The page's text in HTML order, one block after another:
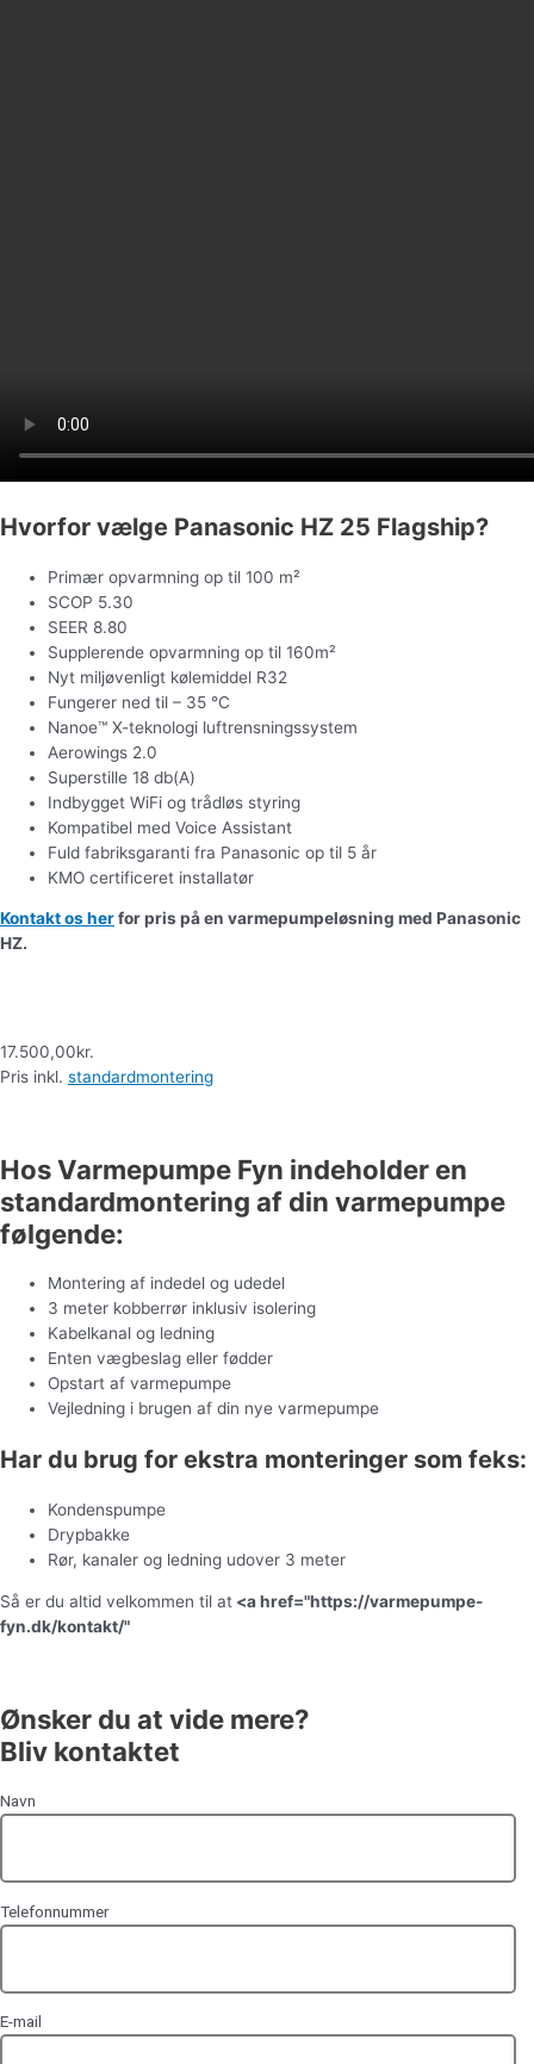
Hvorfor vælge Panasonic HZ 25 Flagship?
Primær opvarmning op til 100 m²
SCOP 5.30
SEER 8.80
Supplerende opvarmning op til 160m²
Nyt miljøvenligt kølemiddel R32
Fungerer ned til – 35 °C
Nanoe™ X-teknologi luftrensningssystem
Aerowings 2.0
Superstille 18 db(A)
Indbygget WiFi og trådløs styring
Kompatibel med Voice Assistant
Fuld fabriksgaranti fra Panasonic op til 5 år
KMO certificeret installatør
Kontakt os herfor pris på en varmepumpeløsning med Panasonic
HZ.
17.500,00kr.
Pris inkl. standardmontering
Hos Varmepumpe Fyn indeholder en
standardmontering af din varmepumpe
følgende:
Montering af indedel og udedel
3 meter kobberrør inklusiv isolering
Kabelkanal og ledning
Enten vægbeslag eller fødder
Opstart af varmepumpe
Vejledning i brugen af din nye varmepumpe
Har du brug for ekstra monteringer som feks:
Kondenspumpe
Drypbakke
Rør, kanaler og ledning udover 3 meter
Så er du altid velkommen til at <a href="https://varmepumpe-
fyn.dk/kontakt/"
Ønsker du at vide mere?
Bliv kontaktet
Navn
Telefonnummer
E-mail